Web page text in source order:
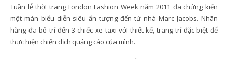
Tuần lễ thời trang London Fashion Week năm 2011 đã chứng kiến
một màn biểu diễn siêu ấn tượng đến từ nhà Marc Jacobs. Nhãn
hàng đã bố trí đến 3 chiếc xe taxi với thiết kế, trang trí đặc biệt để
thực hiện chiến dịch quảng cáo của mình.